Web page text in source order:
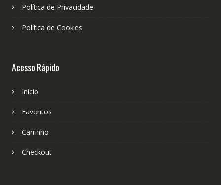
Política de Privacidade
Política de Cookies
Acesso Rápido
Início
Favoritos
Carrinho
Checkout